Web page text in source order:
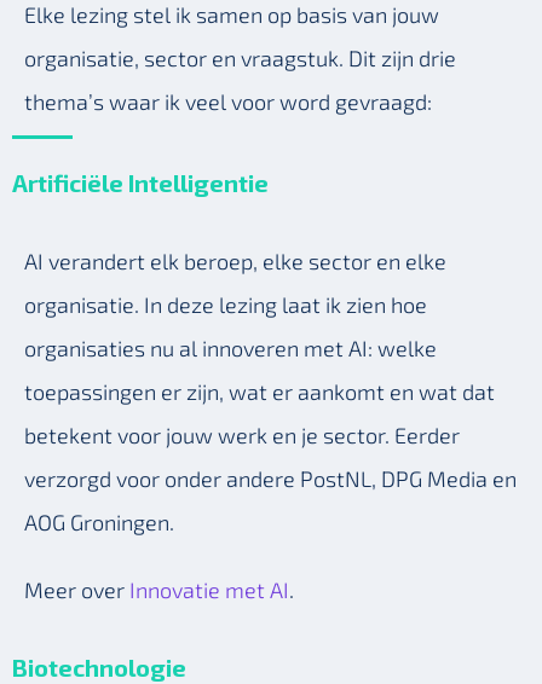
Elke lezing stel ik samen op basis van jouw
organisatie, sector en vraagstuk. Dit zijn drie
thema’s waar ik veel voor word gevraagd:
Artificiële Intelligentie
AI verandert elk beroep, elke sector en elke
organisatie. In deze lezing laat ik zien hoe
organisaties nu al innoveren met AI: welke
toepassingen er zijn, wat er aankomt en wat dat
betekent voor jouw werk en je sector. Eerder
verzorgd voor onder andere PostNL, DPG Media en
AOG Groningen.
Meer over Innovatie met AI.
Biotechnologie